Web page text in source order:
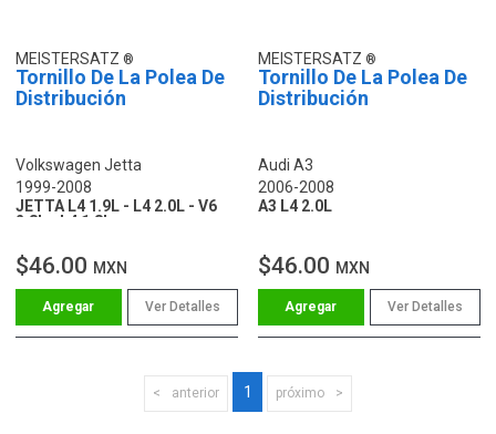
MEISTERSATZ
Tornillo De La Polea De
Distribución
Volkswagen Jetta
1999-2008
JETTA L4 1.9L - L4 2.0L - V6
2.8L - L4 1.8L
$46.00 MXN
Ver Detalles
MEISTERSATZ
Tornillo De La Polea De
Distribución
Audi A3
2006-2008
A3 L4 2.0L
$46.00 MXN
Ver Detalles
anterior 1 próximo